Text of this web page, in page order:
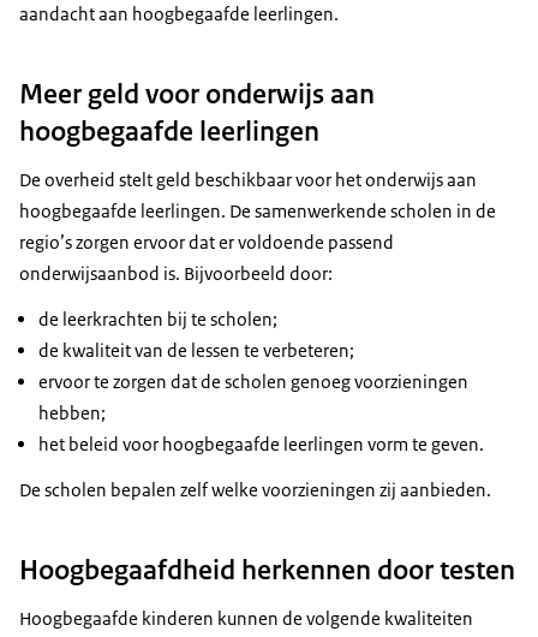
aandacht aan hoogbegaafde leerlingen.
Meer geld voor onderwijs aan
hoogbegaafde leerlingen
De overheid stelt geld beschikbaar voor het onderwijs aan
hoogbegaafde leerlingen. De samenwerkende scholen in de
regio’s zorgen ervoor dat er voldoende passend
onderwijsaanbod is. Bijvoorbeeld door:
de leerkrachten bij te scholen;
de kwaliteit van de lessen te verbeteren;
ervoor te zorgen dat de scholen genoeg voorzieningen
hebben;
het beleid voor hoogbegaafde leerlingen vorm te geven.
De scholen bepalen zelf welke voorzieningen zij aanbieden.
Hoogbegaafdheid herkennen door testen
Hoogbegaafde kinderen kunnen de volgende kwaliteiten